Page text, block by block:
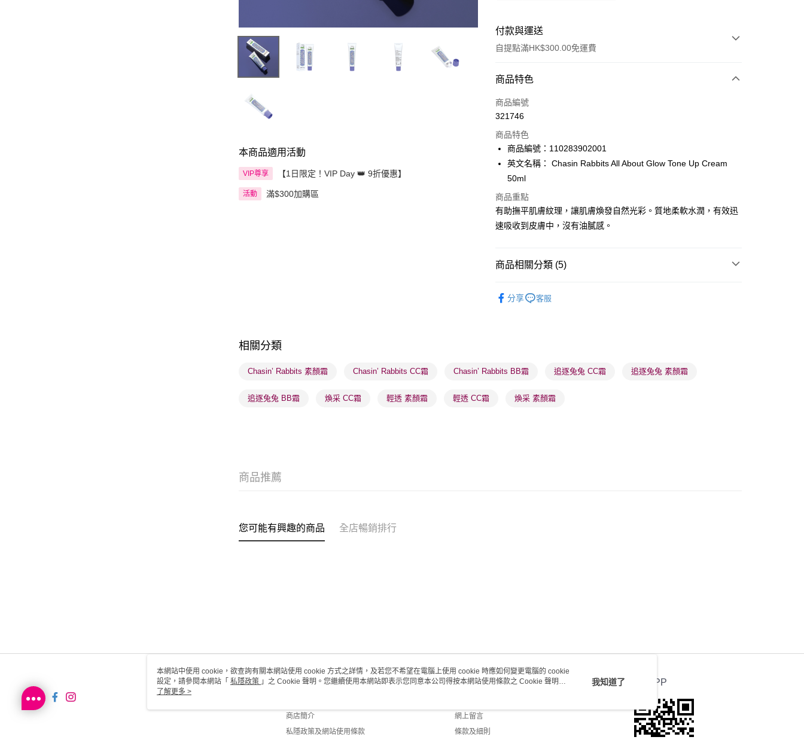
本商品適用活動
VIP尊享 【1日限定！VIP Day 👑 9折優惠】
活動 滿$300加購區
付款與運送
自提點滿HK$300.00免運費
付款方式
信用卡
AlipayHK
PayMe
BoC Pay
順豐自助櫃 - 確認發貨後1-3個工作天送達
(香港門市) 只顯示可選門市。確認發貨後2-5個工作天到店，3天內
商品特色
商品編號
321746
商品特色
商品編號：110283902001
英文名稱： Chasin Rabbits All About Glow Tone Up Cream
50ml
商品重點
有助撫平肌膚紋理，讓肌膚煥發自然光彩。質地柔軟水潤，有效迅
速吸收到皮膚中，沒有油膩感。
商品相關分類 (5)
莎莎獨家品牌✨ 韓系品牌 全部產品
分享 客服
相關分類
Chasin’ Rabbits 素顏霜 Chasin’ Rabbits CC霜 Chasin’ Rabbits BB霜 追逐兔兔 CC霜 追逐兔兔 素顏霜
追逐兔兔 BB霜 煥采 CC霜 輕透 素顏霜 輕透 CC霜 煥采 素顏霜
商品推薦
您可能有興趣的商品 全店暢銷排行
關於我們
商店簡介
私隱政策及網站使用條款
客戶服務
網上留言
條款及細則
官方APP
本網站中使用 cookie，欲查詢有關本網站使用 cookie 方式之詳情，及若您不希望在電腦上使用 cookie 時應如何變更電腦的 cookie
設定，請參閱本網站「 私隱政策 」之 Cookie 聲明。您繼續使用本網站即表示您同意本公司得按本網站使用條款之 Cookie 聲明使
用 cookie。
了解更多 >
我知道了